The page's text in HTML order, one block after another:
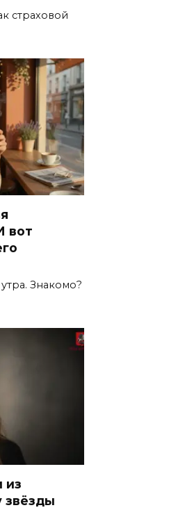
страховой
вот
Знакомо?
из
звёзды